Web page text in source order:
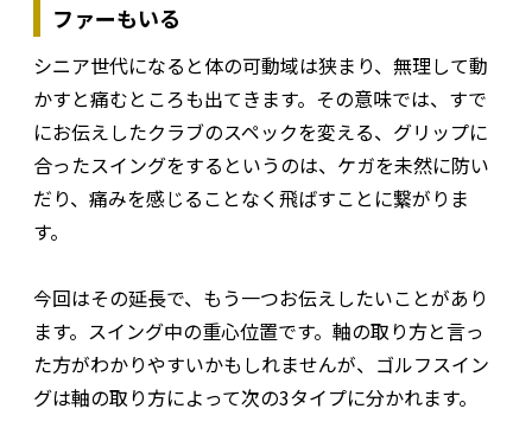
ファーもいる
シニア世代になると体の可動域は狭まり、無理して動
かすと痛むところも出てきます。その意味では、すで
にお伝えしたクラブのスペックを変える、グリップに
合ったスイングをするというのは、ケガを未然に防い
だり、痛みを感じることなく飛ばすことに繋がりま
す。
今回はその延長で、もう一つお伝えしたいことがあり
ます。スイング中の重心位置です。軸の取り方と言っ
た方がわかりやすいかもしれませんが、ゴルフスイン
グは軸の取り方によって次の3タイプに分かれます。